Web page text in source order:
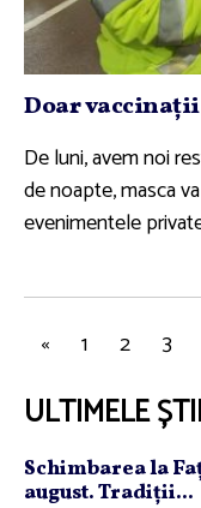
Doar
De luni, avem noi
de noapte, masca
evenimentele
« 1 2 3
ULTIMELE
Schimbarea la
august. Tradiţii...